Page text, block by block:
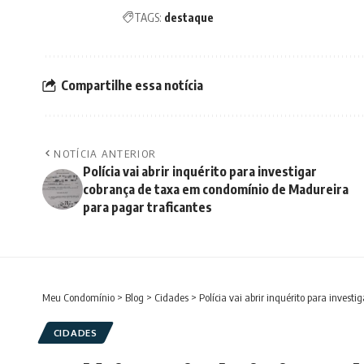
TAGS: destaque
Compartilhe essa notícia
NOTÍCIA ANTERIOR
Polícia vai abrir inquérito para investigar
cobrança de taxa em condomínio de Madureira
para pagar traficantes
Meu Condomínio > Blog > Cidades > Polícia vai abrir inquérito para
CIDADES